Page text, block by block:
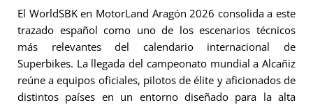
El WorldSBK en MotorLand Aragón 2026 consolida a este
trazado español como uno de los escenarios técnicos
más relevantes del calendario internacional de
Superbikes. La llegada del campeonato mundial a Alcañiz
reúne a equipos oficiales, pilotos de élite y aficionados de
distintos países en un entorno diseñado para la alta